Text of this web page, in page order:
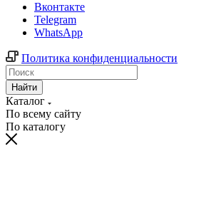
Вконтакте
Telegram
WhatsApp
Политика конфиденциальности
Найти
Каталог
По всему сайту
По каталогу